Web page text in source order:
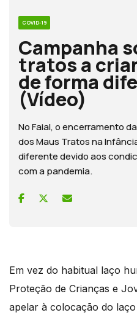
COVID-19
Campanha
tratos a
de forma
(Vídeo)
No Faial, o encerramento
dos Maus Tratos na
diferente devido aos
com a pandemia.
Em vez do habitual laço
Proteção de Crianças e
apelar à colocação do laço